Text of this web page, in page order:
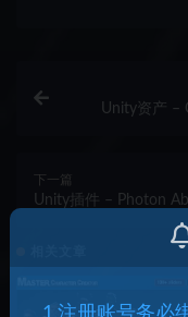
Unity资产 –
下一篇
Unity插件 – Photon